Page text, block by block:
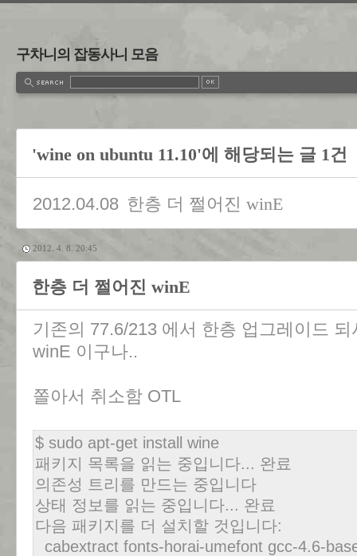
구차니의 잡동사니 모음
'wine on ubuntu 11.10'에 해당되는 글 1건
2012.04.08 한층 더 쩔어진 winE
2012. 4. 8. 20:45
한층 더 쩔어진 winE
기존의 77.6/213 에서 한층 업그레이드 되
winE 이구나..
쫄아서 취소함 OTL
$ sudo apt-get install wine
패키지 목록을 읽는 중입니다... 완료
의존성 트리를 만드는 중입니다
상태 정보를 읽는 중입니다... 완료
다음 패키지를 더 설치할 것입니다:
cabextract fonts-horai-umefont gcc-4.6-